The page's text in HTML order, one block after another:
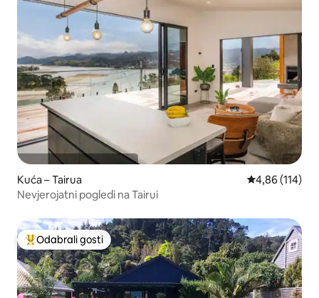
Kuća – Tairua Prosječna
4,86 (114)
Nevjerojatni pogledi na Tairui
Među najviše rangiranima s oznakom „Odabrali gosti”
Odabrali gosti